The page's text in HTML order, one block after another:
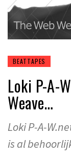
BEATTAPES
Loki P-A-
Weave…
Loki P-A-
is al